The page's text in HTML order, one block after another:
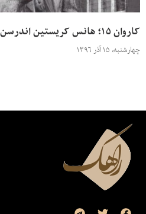
کاروان ۱۵؛ هانس کریستین اندرسن
چهارشنبه، ۱۵ آذر ۱۳۹۶